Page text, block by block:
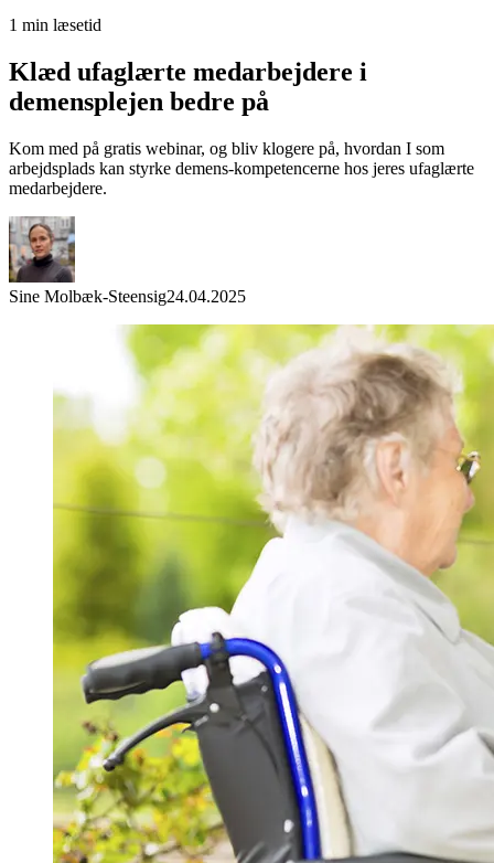
1 min læsetid
Klæd ufaglærte medarbejdere i
demensplejen bedre på
Kom med på gratis webinar, og bliv klogere på, hvordan I som
arbejdsplads kan styrke demens-kompetencerne hos jeres ufaglærte
medarbejdere.
Sine Molbæk-Steensig24.04.2025